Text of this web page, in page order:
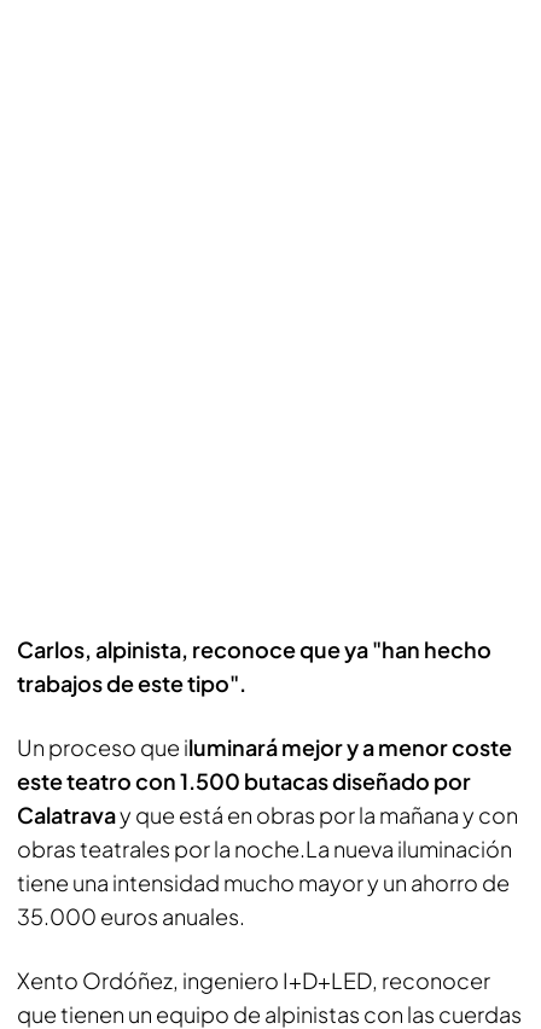
Carlos, alpinista, reconoce que ya "han hecho
trabajos de este tipo".
Un proceso que iluminará mejor y a menor coste
este teatro con 1.500 butacas diseñado por
Calatravay que está en obras por la mañana y con
obras teatrales por la noche.La nueva iluminación
tiene una intensidad mucho mayor y un ahorro de
35.000 euros anuales.
Xento Ordóñez, ingeniero I+D+LED, reconocer
que tienen un equipo de alpinistas con las cuerdas